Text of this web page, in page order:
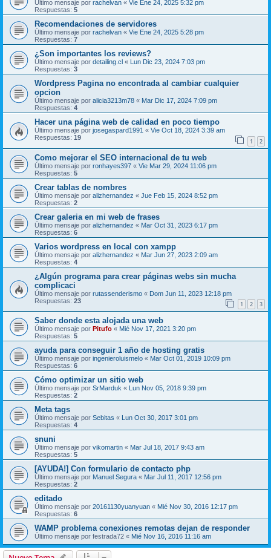
Último mensaje por rachelvan « Vie Ene 24, 2025 5:32 pm
Respuestas: 5
Recomendaciones de servidores
Último mensaje por rachelvan « Vie Ene 24, 2025 5:28 pm
Respuestas: 7
¿Son importantes los reviews?
Último mensaje por detailing.cl « Lun Dic 23, 2024 7:03 pm
Respuestas: 3
Wordpress Pagina no encontrada al cambiar cualquier
opcion
Último mensaje por alicia3213m78 « Mar Dic 17, 2024 7:09 pm
Respuestas: 4
Hacer una página web de calidad en poco tiempo
Último mensaje por josegaspard1991 « Vie Oct 18, 2024 3:39 am
Respuestas: 19 1 2
Como mejorar el SEO internacional de tu web
Último mensaje por ronhayes397 « Vie Mar 29, 2024 11:06 pm
Respuestas: 5
Crear tablas de nombres
Último mensaje por alizhernandez « Jue Feb 15, 2024 8:52 pm
Respuestas: 2
Crear galeria en mi web de frases
Último mensaje por alizhernandez « Mar Oct 31, 2023 6:17 pm
Respuestas: 6
Varios wordpress en local con xampp
Último mensaje por alizhernandez « Mar Jun 27, 2023 2:09 am
Respuestas: 4
¿Algún programa para crear páginas webs sin mucha
complicaci
Último mensaje por rutassenderismo « Dom Jun 11, 2023 12:18 pm
Respuestas: 23 1 2 3
Saber donde esta alojada una web
Último mensaje por Pitufo « Mié Nov 17, 2021 3:20 pm
Respuestas: 5
ayuda para conseguir 1 año de hosting gratis
Último mensaje por ingenieroluismelo « Mar Oct 01, 2019 10:09 pm
Respuestas: 6
Cómo optimizar un sitio web
Último mensaje por SrMarduk « Lun Nov 05, 2018 9:39 pm
Respuestas: 2
Meta tags
Último mensaje por Sebitas « Lun Oct 30, 2017 3:01 pm
Respuestas: 4
snuni
Último mensaje por vikomartin « Mar Jul 18, 2017 9:43 am
Respuestas: 5
[AYUDA!] Con formulario de contacto php
Último mensaje por Manuel Segura « Mar Jul 11, 2017 12:56 pm
Respuestas: 2
editado
Último mensaje por 20161130yuanyuan « Mié Nov 30, 2016 12:17 pm
Respuestas: 6
WAMP problema conexiones remotas dejan de responder
Último mensaje por festrada72 « Mié Nov 16, 2016 11:16 am